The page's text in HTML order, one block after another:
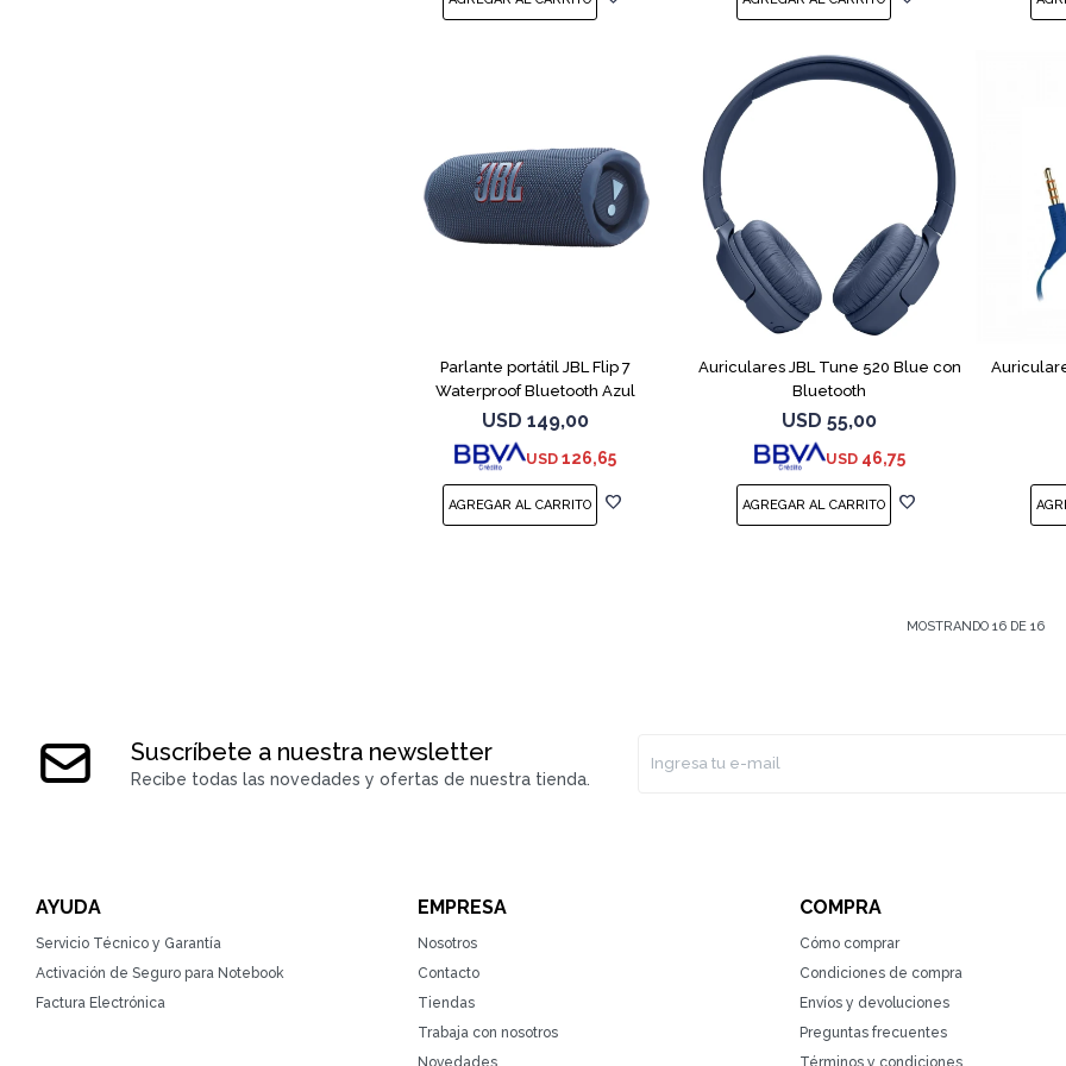
Parlante portátil JBL Flip 7
Waterproof Bluetooth Azul
USD 149,00
USD 126,65
Auriculares JBL Tune 520 Blue con
Bluetooth
USD 55,00
USD 46,75
MOSTRANDO16 DE16
Suscríbete a nuestra newsletter
Recibe todas las novedades y ofertas de nuestra tienda.
AYUDA
Servicio Técnico y Garantía
Activación de Seguro para Notebook
Factura Electrónica
EMPRESA
Nosotros
Contacto
Tiendas
Trabaja con nosotros
Novedades
COMPRA
Cómo comprar
Condiciones de compra
Envíos y devoluciones
Preguntas frecuentes
Términos y condiciones